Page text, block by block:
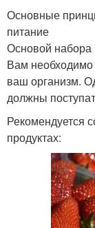
Основные
питание
Основой набора
Вам необходимо
ваш организм.
должны
Рекомендуется
продуктах: